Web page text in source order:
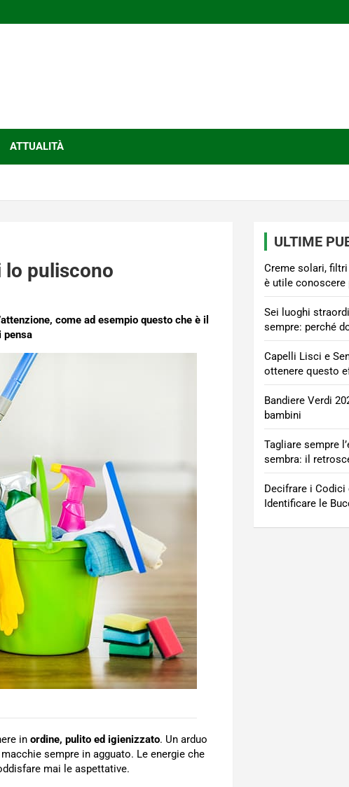
ATTUALITÀ
lo puliscono
come ad esempio questo che è il
pensa
in ordine, pulito ed igienizzato. Un arduo
sempre in agguato. Le energie che
mai le aspettative.
ULTIME
Creme solari,
è utile conoscere
Sei luoghi
sempre: perché
Capelli Lisci e
ottenere questo
Bandiere Verdi
bambini
Tagliare sempre
sembra: il
Decifrare i Codici
Identificare le